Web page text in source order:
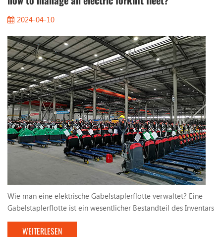
2024-04-10
Wie man eine elektrische Gabelstaplerflotte verwaltet? Eine
Gabelstaplerflotte ist ein wesentlicher Bestandteil des Inventars
an Vermögenswerten eines Unternehmens, insbesondere
elektrische Gabelstapler. Sie verwenden Blei-Säure-Batterien
WEITERLESEN